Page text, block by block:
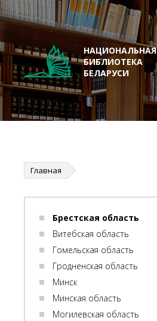
НАЦИОНАЛЬНАЯ
БИБЛИОТЕКА
БЕЛАРУСИ
Главная
Брестская область
Витебская область
Гомельская область
Гродненская область
Минск
Минская область
Могилевская область